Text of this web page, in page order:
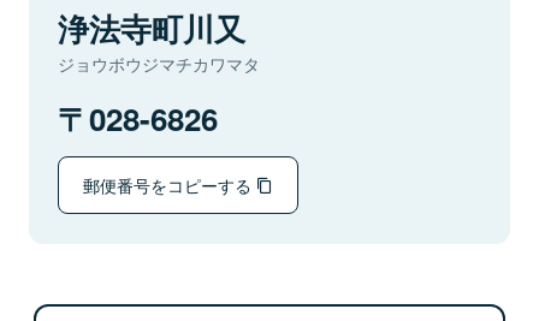
浄法寺町川又
ジョウボウジマチカワマタ
028-6826
郵便番号をコピーする